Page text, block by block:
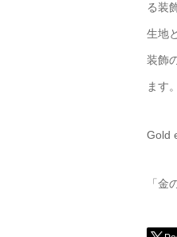
る装
生地
装飾
ます。
Gold
「金